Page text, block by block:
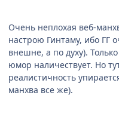
Очень неплохая веб-
настрою Гинтаму, ибо ГГ
внешне, а по духу).
юмор наличествует. Но
реалистичность
манхва все же).